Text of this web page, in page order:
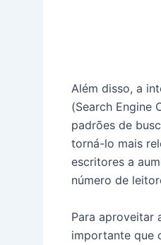
Além disso, a
(Search Engine
padrões de
torná-lo mais
escritores a
número de
Para aproveitar
importante que